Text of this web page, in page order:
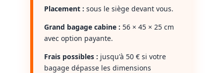
Placement : sous le siège devant vous.
Grand bagage cabine : 56 × 45 × 25 cm
avec option payante.
Frais possibles : jusqu'à 50 € si votre
bagage dépasse les dimensions